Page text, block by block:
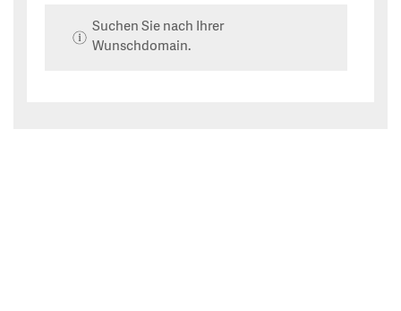
Suchen Sie nach Ihrer
Wunschdomain.